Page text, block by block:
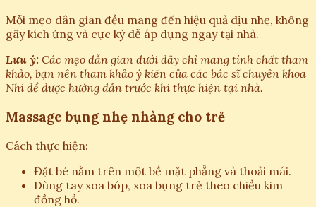
Mỗi mẹo dân gian đều mang đến hiệu quả dịu nhẹ, không
gây kích ứng và cực kỳ dễ áp dụng ngay tại nhà.
Lưu ý: Các mẹo dẫn gian dưới đây chỉ mang tính chất tham
khảo, bạn nên tham khảo ý kiến của các bác sĩ chuyên khoa
Nhi để được hướng dẫn trước khi thực hiện tại nhà.
Massage bụng nhẹ nhàng cho trẻ
Cách thực hiện:
Đặt bé nằm trên một bề mặt phẳng và thoải mái.
Dùng tay xoa bóp, xoa bụng trẻ theo chiều kim
đồng hồ.